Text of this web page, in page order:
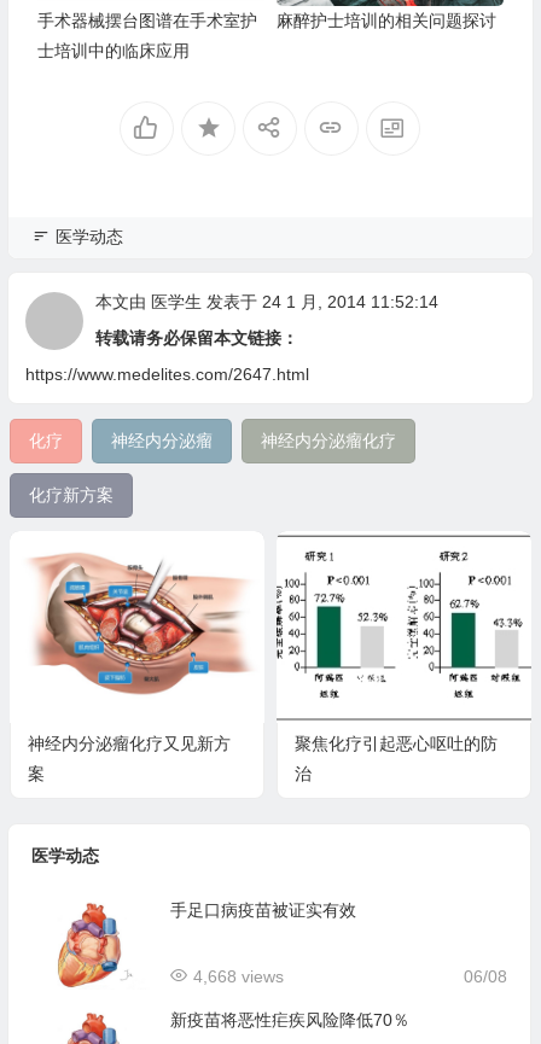
手术器械摆台图谱在手术室护
士培训中的临床应用
麻醉护士培训的相关问题探讨
医学动态
本文由 医学生 发表于 24 1 月, 2014 11:52:14
转载请务必保留本文链接：
https://www.medelites.com/2647.html
化疗 神经内分泌瘤 神经内分泌瘤化疗
化疗新方案
神经内分泌瘤化疗又见新方
案
聚焦化疗引起恶心呕吐的防
治
医学动态
手足口病疫苗被证实有效
06/08
4,668 views
新疫苗将恶性疟疾风险降低70％